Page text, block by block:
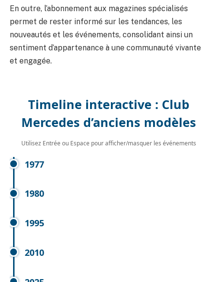
En outre, l’abonnement aux magazines spécialisés
permet de rester informé sur les tendances, les
nouveautés et les événements, consolidant ainsi un
sentiment d’appartenance à une communauté vivante
et engagée.
Timeline interactive : Club
Mercedes d’anciens modèles
Utilisez Entrée ou Espace pour afficher/masquer les événements
1977
1980
1995
2010